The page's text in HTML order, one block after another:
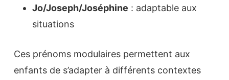
Jo/Joseph/Joséphine : adaptable aux
situations
Ces prénoms modulaires permettent aux
enfants de s’adapter à différents contextes